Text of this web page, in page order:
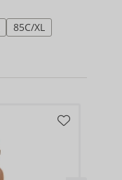
85C/XL